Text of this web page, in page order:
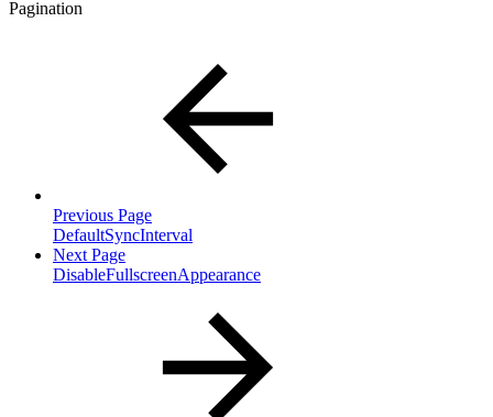
Pagination
Previous Page
DefaultSyncInterval
Next Page
DisableFullscreenAppearance